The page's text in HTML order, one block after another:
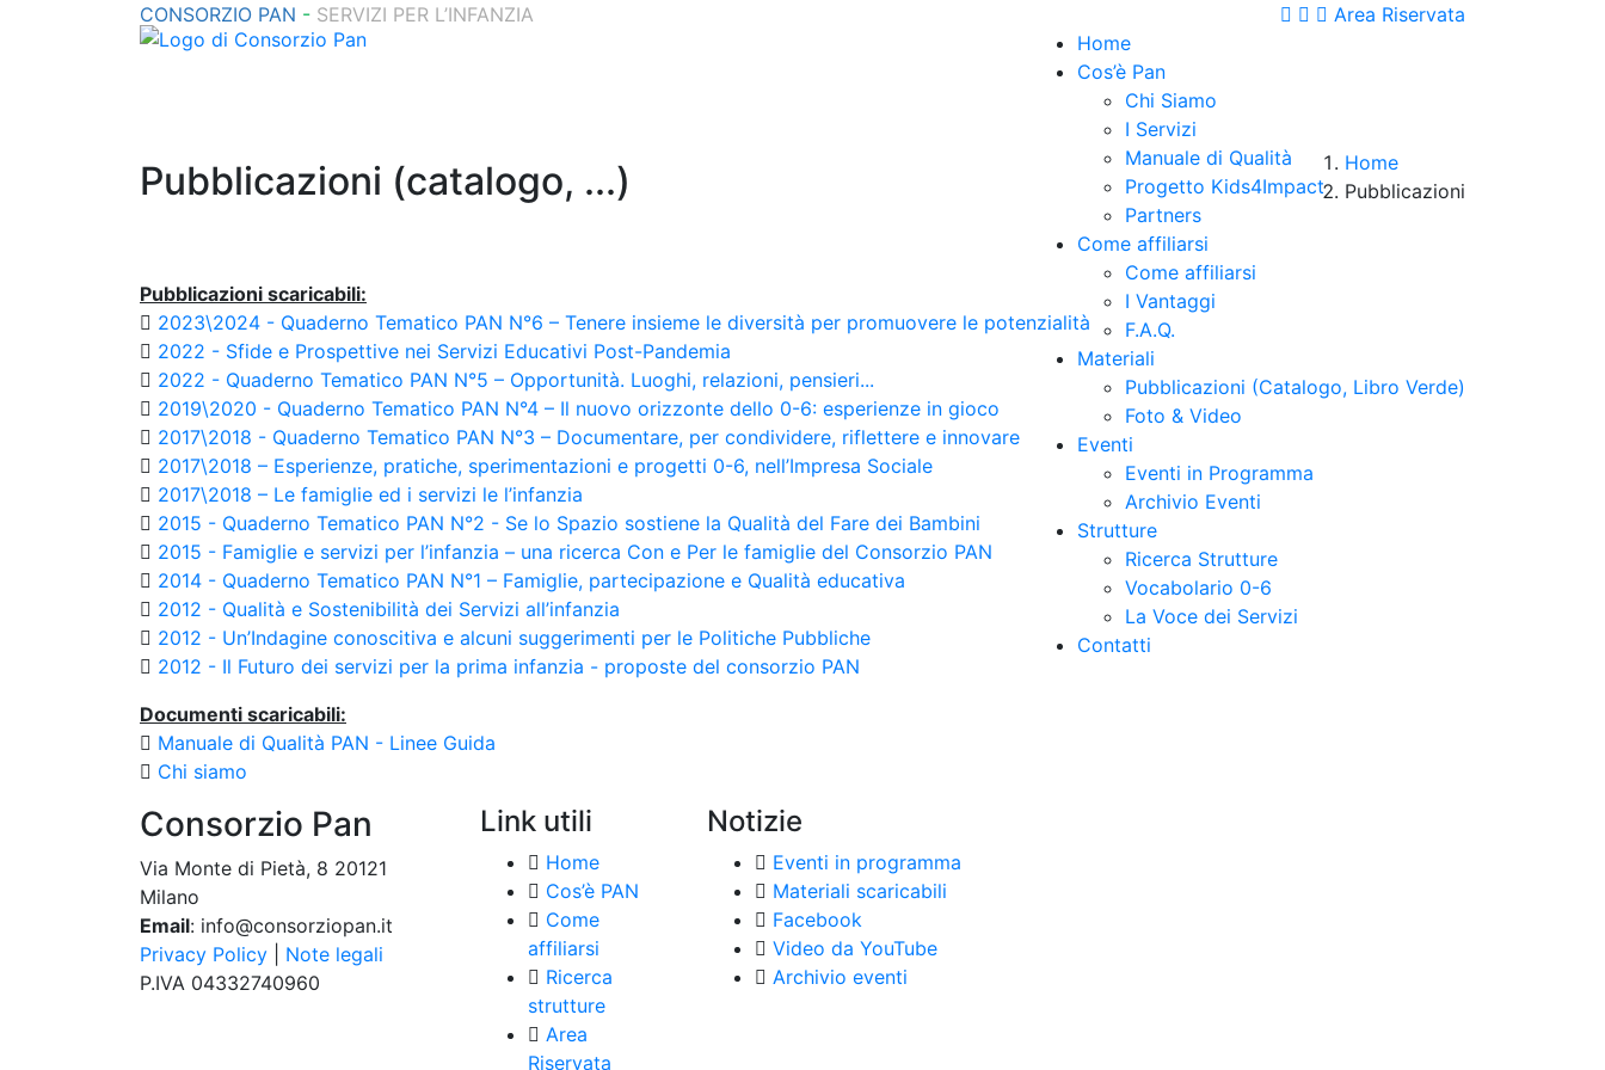
CONSORZIO PAN - SERVIZI PER L’INFANZIA
Area Riservata
Home
Cos’è Pan
Chi Siamo
I Servizi
Manuale di Qualità
Progetto Kids4Impact
Partners
Come affiliarsi
Come affiliarsi
I Vantaggi
F.A.Q.
Materiali
Pubblicazioni (Catalogo, Libro Verde)
Foto & Video
Eventi
Eventi in Programma
Archivio Eventi
Strutture
Ricerca Strutture
Vocabolario 0-6
La Voce dei Servizi
Contatti
Pubblicazioni (catalogo, ...)
Home
Pubblicazioni
Pubblicazioni scaricabili:
2023\2024 - Quaderno Tematico PAN N°6 – Tenere insieme le diversità per promuovere le potenzialità
2022 - Sfide e Prospettive nei Servizi Educativi Post-Pandemia
2022 - Quaderno Tematico PAN N°5 – Opportunità. Luoghi, relazioni, pensieri...
2019\2020 - Quaderno Tematico PAN N°4 – Il nuovo orizzonte dello 0-6: esperienze in gioco
2017\2018 - Quaderno Tematico PAN N°3 – Documentare, per condividere, riflettere e innovare
2017\2018 – Esperienze, pratiche, sperimentazioni e progetti 0-6, nell’Impresa Sociale
2017\2018 – Le famiglie ed i servizi le l’infanzia
2015 - Quaderno Tematico PAN N°2 - Se lo Spazio sostiene la Qualità del Fare dei Bambini
2015 - Famiglie e servizi per l’infanzia – una ricerca Con e Per le famiglie del Consorzio PAN
2014 - Quaderno Tematico PAN N°1 – Famiglie, partecipazione e Qualità educativa
2012 - Qualità e Sostenibilità dei Servizi all’infanzia
2012 - Un’Indagine conoscitiva e alcuni suggerimenti per le Politiche Pubbliche
2012 - Il Futuro dei servizi per la prima infanzia - proposte del consorzio PAN
Documenti scaricabili:
Manuale di Qualità PAN - Linee Guida
Chi siamo
Consorzio Pan
Via Monte di Pietà, 8 20121
Milano
Email: info@consorziopan.it
Privacy Policy
Note legali
P.IVA 04332740960
Link utili
Home
Cos’è PAN
Come
affiliarsi
Ricerca
strutture
Area
Riservata
Notizie
Eventi in programma
Materiali scaricabili
Facebook
Video da YouTube
Archivio eventi